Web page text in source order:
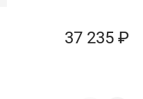
37 235 ₽